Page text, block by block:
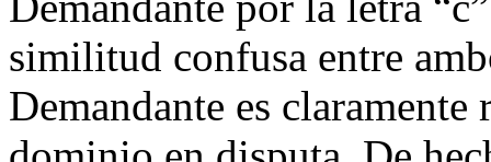
similitud confusa entre
Demandante es